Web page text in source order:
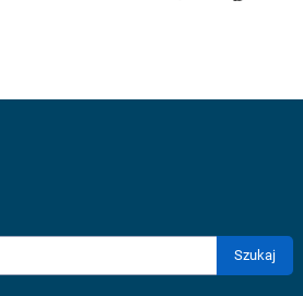
Szukaj